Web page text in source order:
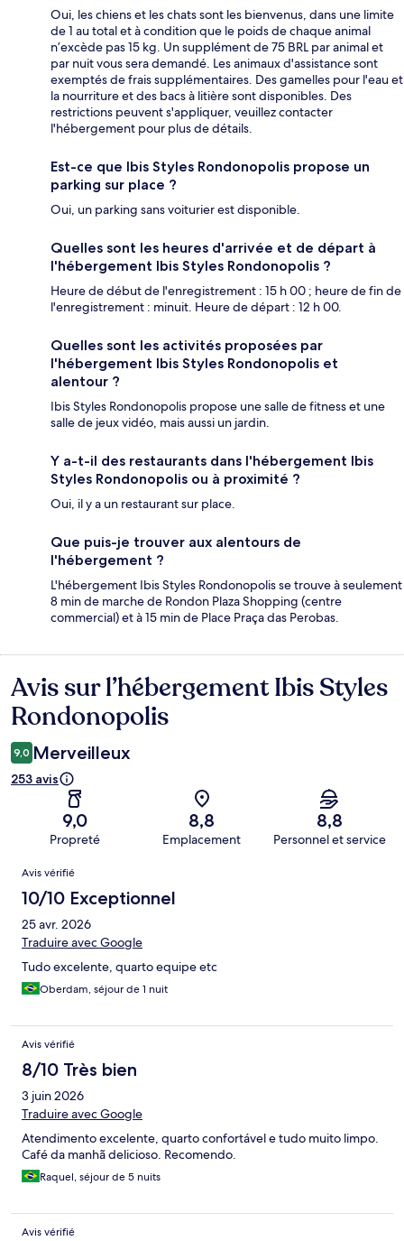
Oui, les chiens et les chats sont les bienvenus, dans une limite
de 1 au total et à condition que le poids de chaque animal
n’excède pas 15 kg. Un supplément de 75 BRL par animal et
par nuit vous sera demandé. Les animaux d'assistance sont
exemptés de frais supplémentaires. Des gamelles pour l'eau et
la nourriture et des bacs à litière sont disponibles. Des
restrictions peuvent s'appliquer, veuillez contacter
l'hébergement pour plus de détails.
Est-ce que Ibis Styles Rondonopolis propose un
parking sur place ?
Oui, un parking sans voiturier est disponible.
Quelles sont les heures d'arrivée et de départ à
l'hébergement Ibis Styles Rondonopolis ?
Heure de début de l'enregistrement : 15 h 00 ; heure de fin de
l'enregistrement : minuit. Heure de départ : 12 h 00.
Quelles sont les activités proposées par
l'hébergement Ibis Styles Rondonopolis et
alentour ?
Ibis Styles Rondonopolis propose une salle de fitness et une
salle de jeux vidéo, mais aussi un jardin.
Y a-t-il des restaurants dans l'hébergement Ibis
Styles Rondonopolis ou à proximité ?
Oui, il y a un restaurant sur place.
Que puis-je trouver aux alentours de
l'hébergement ?
L'hébergement Ibis Styles Rondonopolis se trouve à seulement
8 min de marche de Rondon Plaza Shopping (centre
commercial) et à 15 min de Place Praça das Perobas.
Avis
Avis sur l’hébergement Ibis Styles
Rondonopolis
9,0 Merveilleux
253 avis
9,0
Propreté
8,8
Emplacement
8,8
Personnel et service
Avis
Avis vérifié
10/10 Exceptionnel
25 avr. 2026
Traduire avec Google
Tudo excelente, quarto equipe etc
Oberdam, séjour de 1 nuit
Avis vérifié
8/10 Très bien
3 juin 2026
Traduire avec Google
Atendimento excelente, quarto confortável e tudo muito limpo.
Café da manhã delicioso. Recomendo.
Raquel, séjour de 5 nuits
Avis vérifié